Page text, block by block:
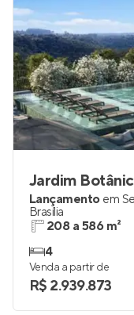
Jardim
Lançamento em
Brasília
208 a 586 m²
4
Venda a partir de
R$ 2.939.873